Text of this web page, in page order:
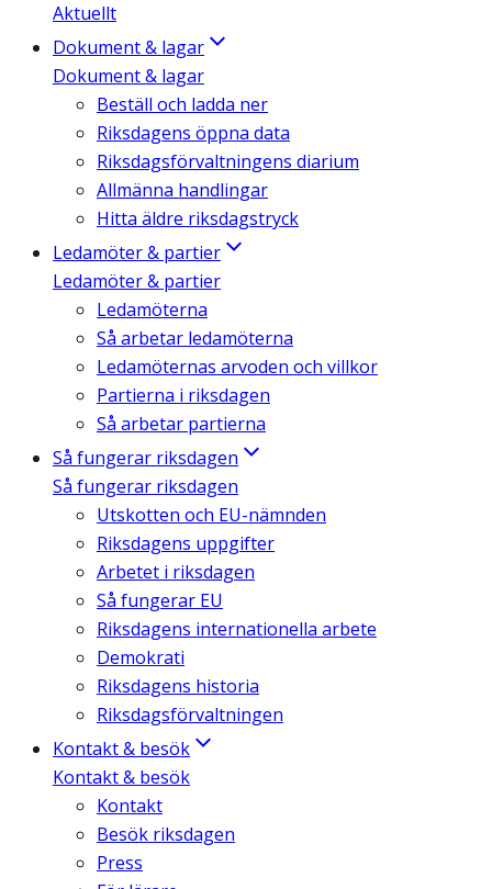
Aktuellt
Dokument & lagar
Dokument & lagar
Beställ och ladda ner
Riksdagens öppna data
Riksdagsförvaltningens diarium
Allmänna handlingar
Hitta äldre riksdagstryck
Ledamöter & partier
Ledamöter & partier
Ledamöterna
Så arbetar ledamöterna
Ledamöternas arvoden och villkor
Partierna i riksdagen
Så arbetar partierna
Så fungerar riksdagen
Så fungerar riksdagen
Utskotten och EU-nämnden
Riksdagens uppgifter
Arbetet i riksdagen
Så fungerar EU
Riksdagens internationella arbete
Demokrati
Riksdagens historia
Riksdagsförvaltningen
Kontakt & besök
Kontakt & besök
Kontakt
Besök riksdagen
Press